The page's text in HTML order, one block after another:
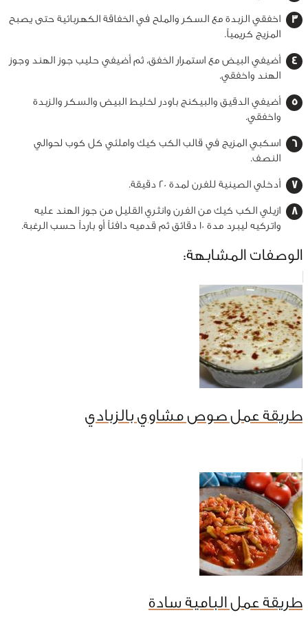
اخفقي الزبدة مع السكر والملح في الخفاقة الكهربائية حتى يصبح
المزيج كريمياً.
أضيفي البيض مع استمرار الخفق، ثم أضيفي حليب جوز الهند وجوز
الهند واخفقي.
أضيفي الدقيق والبيكنج باودر لخليط البيض والسكر والزبدة
واخفقي.
اسكبي المزيج في قالب الكب كيك واملئي كل كوب لحوالي
النصف.
أدخلي الصينية للفرن لمدة 20 دقيقة.
ازيلي الكب كيك من الفرن وانثري القليل من جوز الهند عليه
واتركيه ليبرد مدة 10 دقائق ثم قدميه دافئاً أو بارداً حسب الرغبة.
الوصفات المشابهة:
طريقة عمل صوص مشاوي بالزبادي
طريقة عمل البامية سادة